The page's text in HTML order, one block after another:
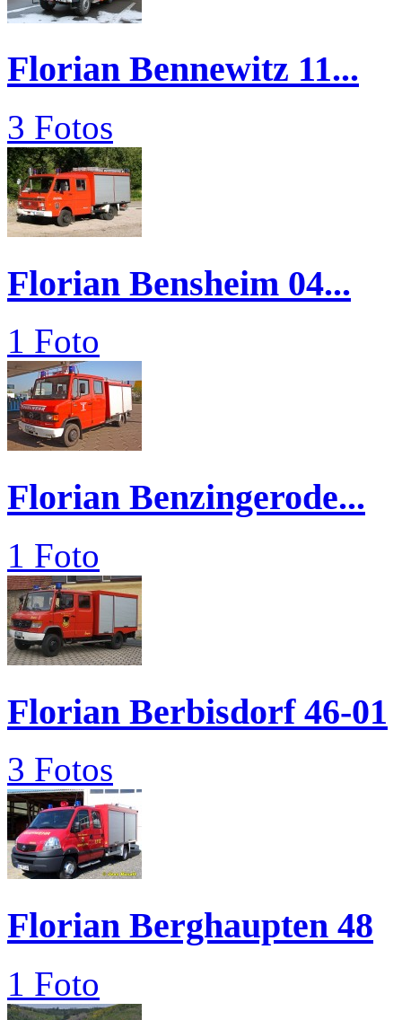
Florian Bennewitz 11...
3 Fotos
Florian Bensheim 04...
1 Foto
Florian Benzingerode...
1 Foto
Florian Berbisdorf 46-01
3 Fotos
Florian Berghaupten 48
1 Foto